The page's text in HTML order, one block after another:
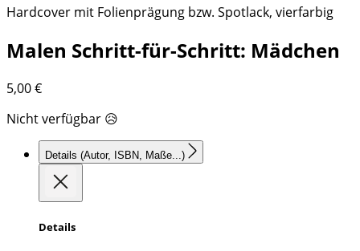
Hardcover mit Folienprägung bzw. Spotlack, vierfarbig
Malen Schritt-für-Schritt: Mädchen
5,00€
Nicht verfügbar 😥
Details (Autor, ISBN, Maße...)
Details